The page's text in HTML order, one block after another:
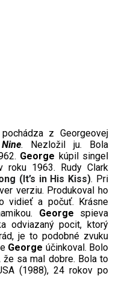
z Georgeovej
. Nezložil ju. Bola
George kúpil singel
roku 1963. Rudy Clark
(It’s in His Kiss). Pri
verziu. Produkoval ho
vidieť a počuť. Krásne
George spieva
odviazaný pocit, ktorý
je to podobné zvuku
George účinkoval. Bolo
sa mal dobre. Bola to
(1988), 24 rokov po